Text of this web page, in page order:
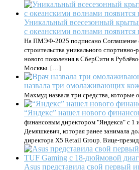
Уникальный всесезонный
с океанскими волнами
На ПМЭФ-2025 подписано Соглашение
строительства уникального
нового поколения в СберСити в
Москвы. […]
назвала три омолаживающих
Махмуд назвала три средства, которые
“Яндекс” нашел нового
финансовым директором "Яндекса" с 1
Демяшкевич, которая ранее занимала
директора X5 Retail Group. Вице-
Asus представила свой первый